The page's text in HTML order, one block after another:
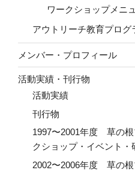
ワークショップメニ
アウトリーチ教育プロ
メンバー・プロフィール
活動実績・刊行物
活動実績
刊行物
1997〜2001年度 草の
クショップ・イベント・
2002〜2006年度 草の